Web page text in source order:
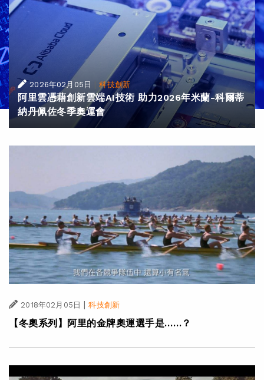
2026年02月05日 |科技創新
阿里雲憑藉創新雲端AI技術 助力2026年米蘭-科爾蒂
納丹佩佐冬季奧運會
2018年02月05日 | 科技創新
【冬奧系列】阿里的金牌奧運選手是……？